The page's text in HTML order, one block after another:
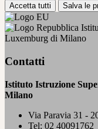
Accetta tutti Salva le
Luxemburg di Milano
Contatti
Istituto Istruzione
Milano
Via Paravia 31 -
Tel: 02 40091762